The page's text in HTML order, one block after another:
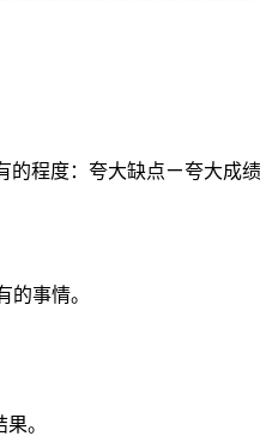
的程度：夸大缺点ㄧ夸大成
的事情。
。